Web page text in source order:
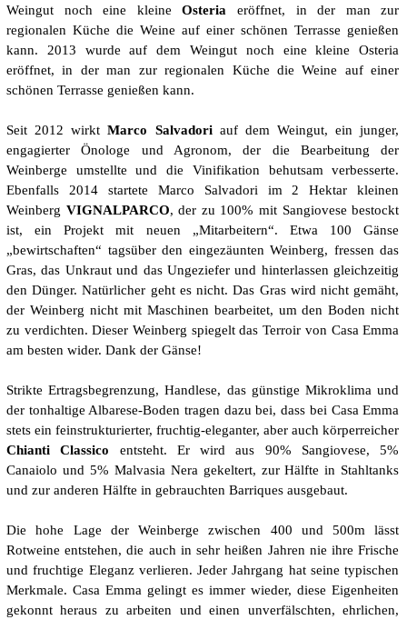
Weingut noch eine kleineOsteria eröffnet, in der man zur
regionalen Küche die Weine auf einer schönen Terrasse genießen
kann. 2013 wurde auf dem Weingut noch eine kleine Osteria
eröffnet, in der man zur regionalen Küche die Weine auf einer
schönen Terrasse genießen kann.
Seit 2012 wirktMarco Salvadoriauf dem Weingut, ein junger,
engagierter Önologe und Agronom, der die Bearbeitung der
Weinberge umstellte und die Vinifikation behutsam verbesserte.
Ebenfalls 2014 startete Marco Salvadori im 2 Hektar kleinen
Weinberg VIGNALPARCO, der zu 100% mit Sangiovese bestockt
ist, ein Projekt mit neuen „Mitarbeitern“. Etwa 100 Gänse
„bewirtschaften“ tagsüber den eingezäunten Weinberg, fressen das
Gras, das Unkraut und das Ungeziefer und hinterlassen gleichzeitig
den Dünger. Natürlicher geht es nicht. Das Gras wird nicht gemäht,
der Weinberg nicht mit Maschinen bearbeitet, um den Boden nicht
zu verdichten. Dieser Weinberg spiegelt das Terroir von Casa Emma
am besten wider. Dank der Gänse!
Strikte Ertragsbegrenzung, Handlese, das günstige Mikroklima und
der tonhaltige Albarese-Boden tragen dazu bei, dass bei Casa Emma
stets ein feinstrukturierter, fruchtig-eleganter, aber auch körperreicher
Chianti Classico entsteht. Er wird aus 90% Sangiovese, 5%
Canaiolo und 5% Malvasia Nera gekeltert, zur Hälfte in Stahltanks
und zur anderen Hälfte in gebrauchten Barriques ausgebaut.
Die hohe Lage der Weinberge zwischen 400 und 500m lässt
Rotweine entstehen, die auch in sehr heißen Jahren nie ihre Frische
und fruchtige Eleganz verlieren. Jeder Jahrgang hat seine typischen
Merkmale. Casa Emma gelingt es immer wieder, diese Eigenheiten
gekonnt heraus zu arbeiten und einen unverfälschten, ehrlichen,